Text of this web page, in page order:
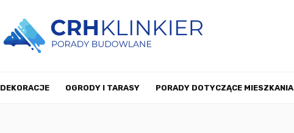
DEKORACJE OGRODY I TARASY PORADY DOTYCZĄCE MIESZKANIA